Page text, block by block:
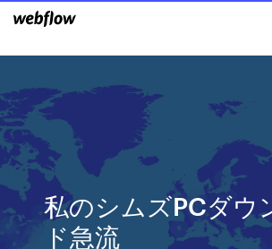
私のシムズPCダウ
ド急流